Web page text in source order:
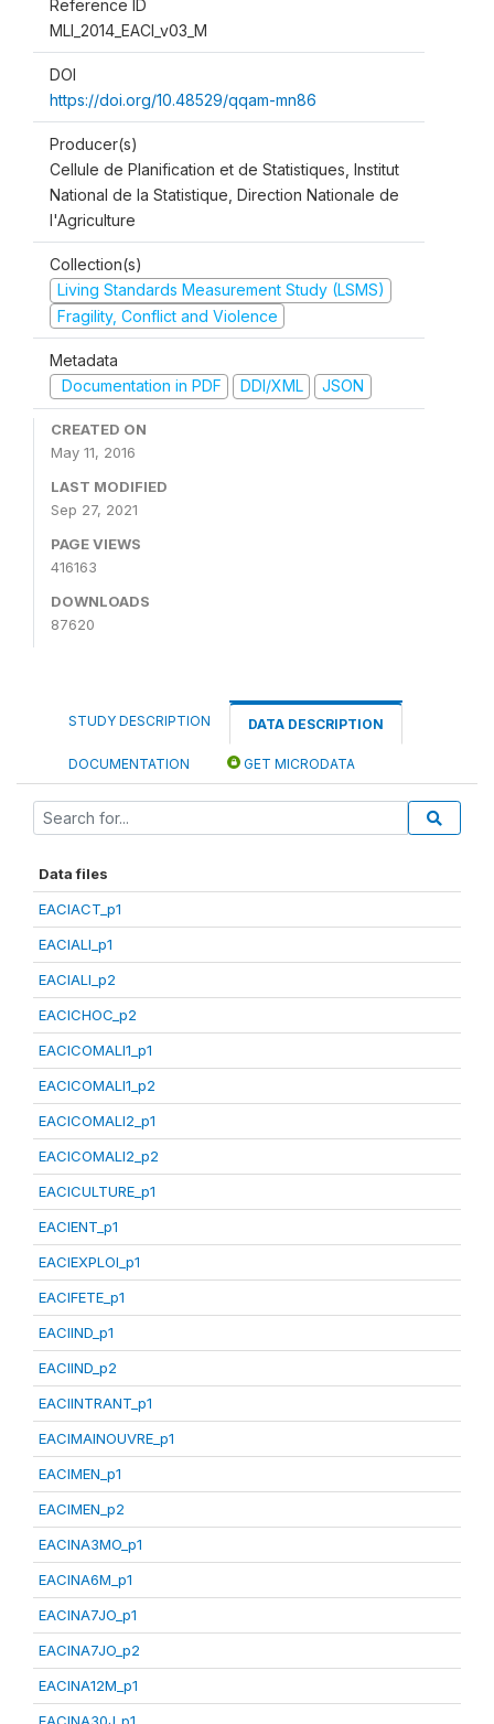
Reference ID
MLI_2014_EACI_v03_M
DOI
https://doi.org/10.48529/qqam-mn86
Producer(s)
Cellule de Planification et de Statistiques, Institut
National de la Statistique, Direction Nationale de
l'Agriculture
Collection(s)
Living Standards Measurement Study (LSMS)
Fragility, Conflict and Violence
Metadata
Documentation in PDF
DDI/XML JSON
CREATED ON
May 11, 2016
LAST MODIFIED
Sep 27, 2021
PAGE VIEWS
416163
DOWNLOADS
87620
STUDY DESCRIPTION DATA DESCRIPTION
DOCUMENTATION GET MICRODATA
Data files
EACIACT_p1
EACIALI_p1
EACIALI_p2
EACICHOC_p2
EACICOMALI1_p1
EACICOMALI1_p2
EACICOMALI2_p1
EACICOMALI2_p2
EACICULTURE_p1
EACIENT_p1
EACIEXPLOI_p1
EACIFETE_p1
EACIIND_p1
EACIIND_p2
EACIINTRANT_p1
EACIMAINOUVRE_p1
EACIMEN_p1
EACIMEN_p2
EACINA3MO_p1
EACINA6M_p1
EACINA7JO_p1
EACINA7JO_p2
EACINA12M_p1
EACINA30J_p1